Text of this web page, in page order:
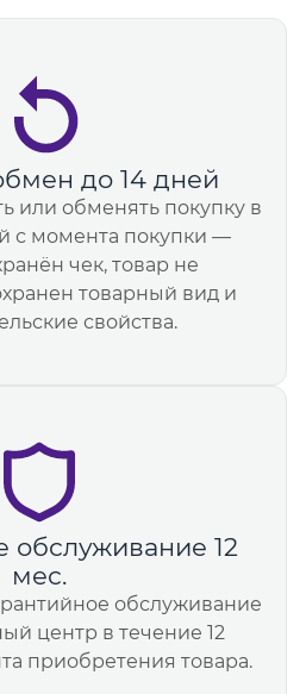
до 14 дней
или обменять покупку в
с момента покупки —
чек, товар не
товарный вид и
свойства.
обслуживание 12
мес.
обслуживание
центр в течение 12
приобретения товара.